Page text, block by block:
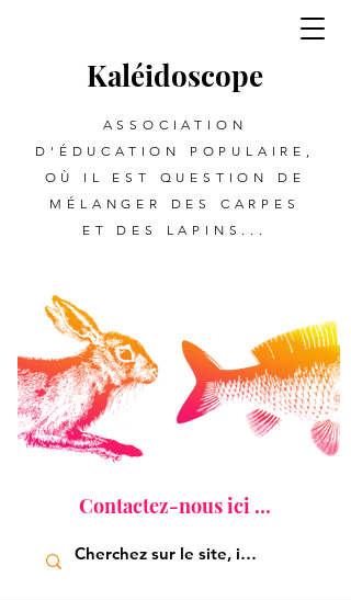
Kaléidoscope
ASSOCIATION
D'ÉDUCATION POPULAIRE,
OÙ IL EST QUESTION DE
MÉLANGER DES CARPES
ET DES LAPINS...
Contactez-nous ici ...